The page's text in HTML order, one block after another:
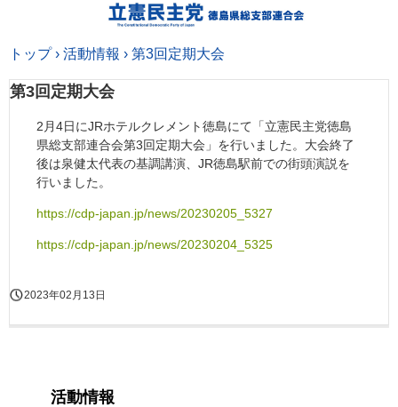
トップ › 活動情報 › 第3回定期大会
第3回定期大会
2月4日にJRホテルクレメント徳島にて「立憲民主党徳島
県総支部連合会第3回定期大会」を行いました。大会終了
後は泉健太代表の基調講演、JR徳島駅前での街頭演説を
行いました。
https://cdp-japan.jp/news/20230205_5327
https://cdp-japan.jp/news/20230204_5325
2023年02月13日
活動情報